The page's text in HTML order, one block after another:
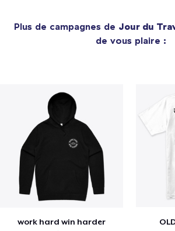
Plus de campagnes de Jour du
de vous plaire :
work hard win harder